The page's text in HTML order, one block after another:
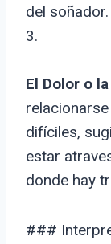
del soñador.
3.
El Dolor o
difíciles,
estar
donde hay
###